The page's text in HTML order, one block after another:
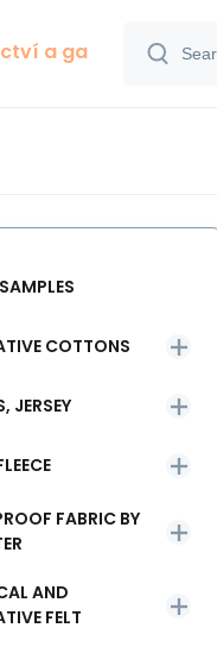
a ga
COTTONS
JERSEY
FABRIC BY
AND
FELT